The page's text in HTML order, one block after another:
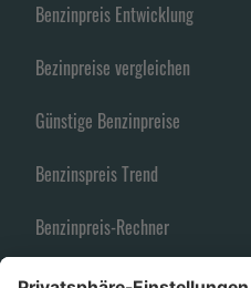
Benzinpreis Entwicklung
Bezinpreise vergleichen
Günstige Benzinpreise
Benzinspreis Trend
Benzinpreis-Rechner
Spritpreise